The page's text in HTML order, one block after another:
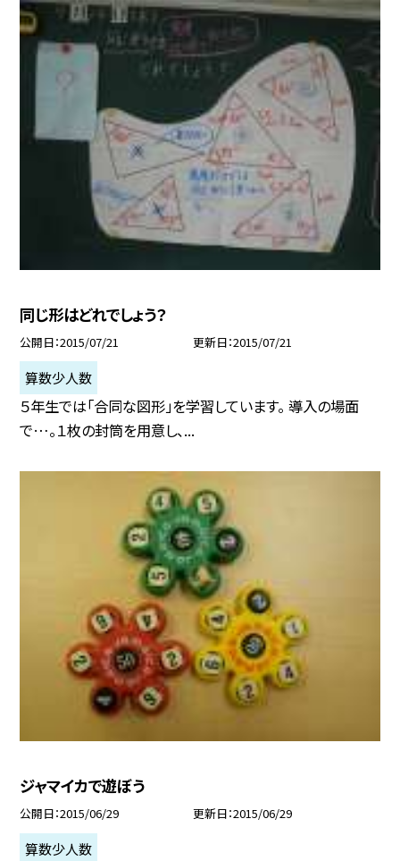
同じ形はどれでしょう？
公開日 2015/07/21 更新日 2015/07/21
算数少人数
５年生では「合同な図形」を学習しています。 導入の場面
で…。１枚の封筒を用意し、...
ジャマイカで遊ぼう
公開日 2015/06/29 更新日 2015/06/29
算数少人数